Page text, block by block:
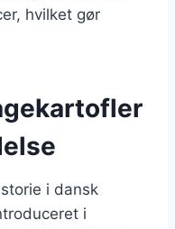
hvilket gør
i dansk
i